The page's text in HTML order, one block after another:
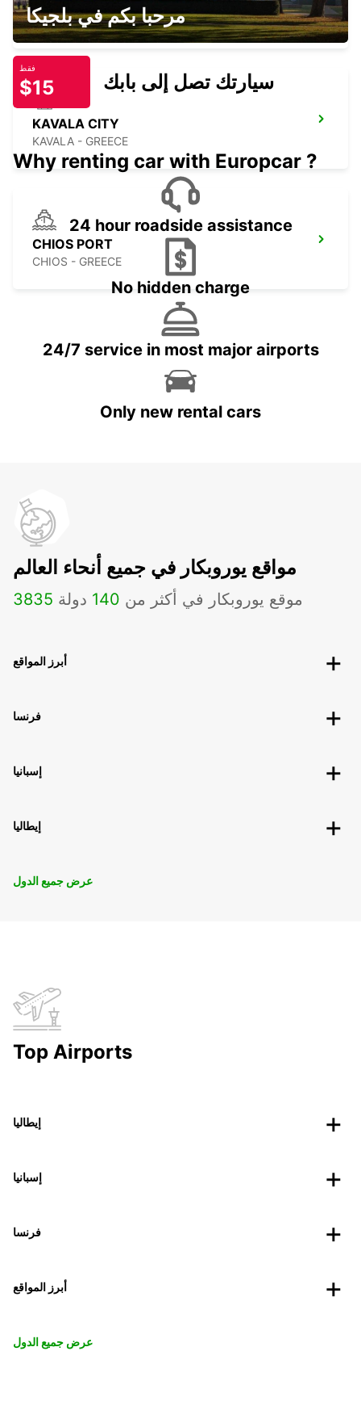
KAVALA AIRPORT
KAVALA - GREECE
KAVALA CITY
KAVALA - GREECE
CHIOS PORT
CHIOS - GREECE
مرحبا بكم في بلجيكا
فقط
$15 سيارتك تصل إلى بابك
Why renting car with Europcar ?
24 hour roadside assistance
No hidden charge
24/7 service in most major airports
Only new rental cars
مواقع يوروبكار في جميع أنحاء العالم
3835 موقع يوروبكار في أكثر من 140 دولة
أبرز المواقع
فرنسا
إسبانيا
إيطاليا
عرض جميع الدول
Top Airports
إيطاليا
إسبانيا
فرنسا
أبرز المواقع
عرض جميع الدول